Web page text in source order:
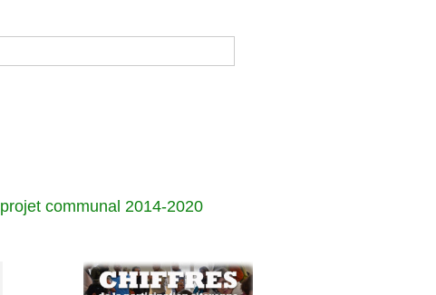
projet communal 2014-2020